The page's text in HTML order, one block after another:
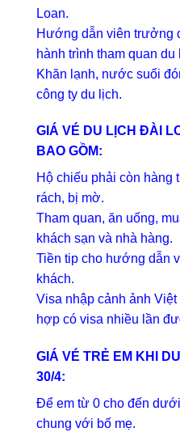
Loan.
Hướng dẫn viên trưởng
hành trình tham quan du
Khăn lạnh, nước suối
công ty du lịch.
GIÁ VÉ DU LỊCH ĐÀI
BAO GỒM:
Hộ chiếu phải còn hàng
rách, bị mờ.
Tham quan, ăn uống,
khách sạn và nhà hàng.
Tiền tip cho hướng dẫn
khách.
Visa nhập cảnh ảnh
hợp có visa nhiều lần
GIÁ VÉ TRẺ EM KHI
30/4:
Để em từ 0 cho đến
chung với bố mẹ.